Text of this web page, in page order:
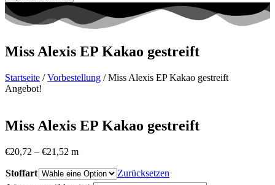
Miss Alexis EP Kakao gestreift
Startseite /Vorbestellung / Miss Alexis EP Kakao gestreift
Angebot!
Miss Alexis EP Kakao gestreift
€20,72 – €21,52 m
Stoffart
Zurücksetzen